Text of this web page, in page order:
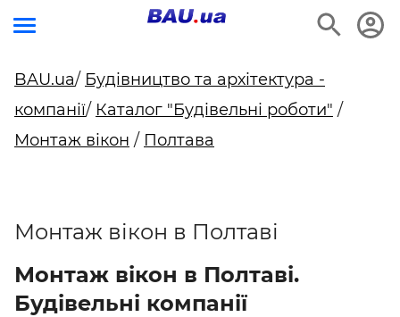
BAU.ua/ Будівництво та архітектура -
компанії/ Каталог "Будівельні роботи" /
Монтаж вікон / Полтава
Монтаж вікон в Полтаві
Монтаж вікон в Полтаві.
Будівельні компанії